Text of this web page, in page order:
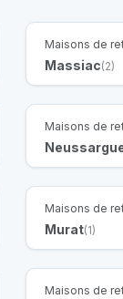
Maisons de
Massiac(2)
Maisons de
Maisons de
Murat(1)
Maisons de